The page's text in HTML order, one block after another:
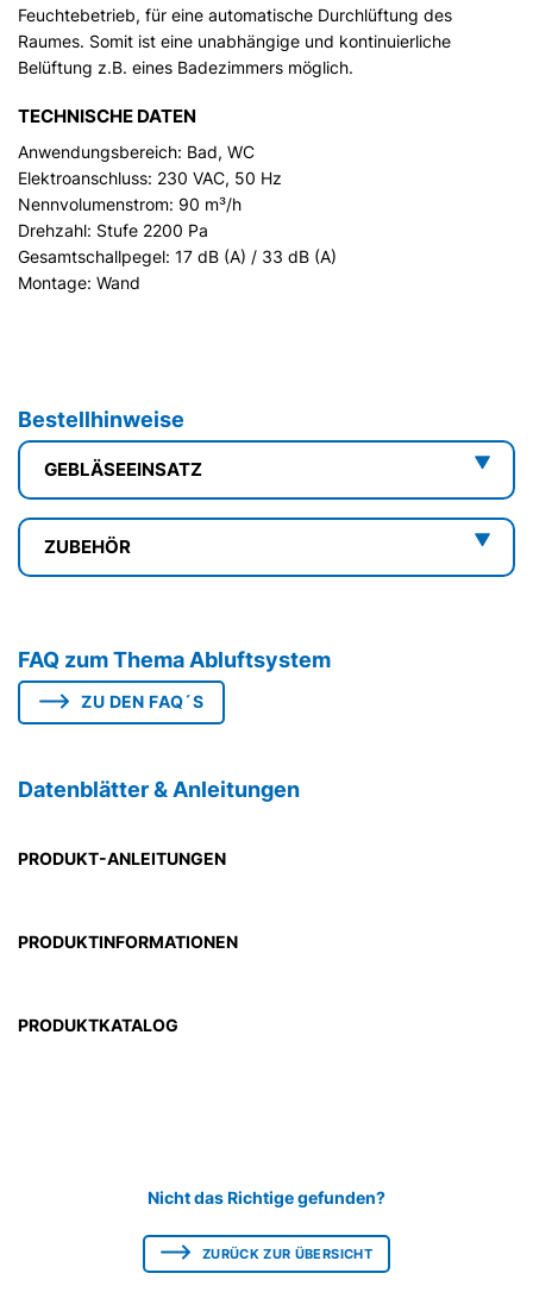
Feuchtebetrieb, für eine automatische Durchlüftung des
Raumes. Somit ist eine unabhängige und kontinuierliche
Belüftung z.B. eines Badezimmers möglich.
TECHNISCHE DATEN
Anwendungsbereich: Bad, WC
Elektroanschluss: 230 VAC, 50 Hz
Nennvolumenstrom: 90 m³/h
Drehzahl: Stufe 2200 Pa
Gesamtschallpegel: 17 dB (A) / 33 dB (A)
Montage: Wand
Bestellhinweise
GEBLÄSEEINSATZ
ZUBEHÖR
FAQ zum Thema Abluftsystem
ZU DEN FAQ´S
Datenblätter & Anleitungen
PRODUKT-ANLEITUNGEN
PRODUKTINFORMATIONEN
PRODUKTKATALOG
Nicht das Richtige gefunden?
ZURÜCK ZUR ÜBERSICHT